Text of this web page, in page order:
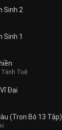
Sinh 2
Sinh 1
Tuệ
Đại
(Trọn Bộ 13 Tập)